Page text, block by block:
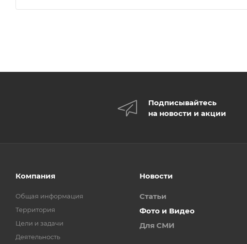
Подписывайтесь
на новости и акции
Компания
Общая информация
Территория
Цели и задачи
Деятельность
Новости
Статьи
Фото и Видео
Для СМИ